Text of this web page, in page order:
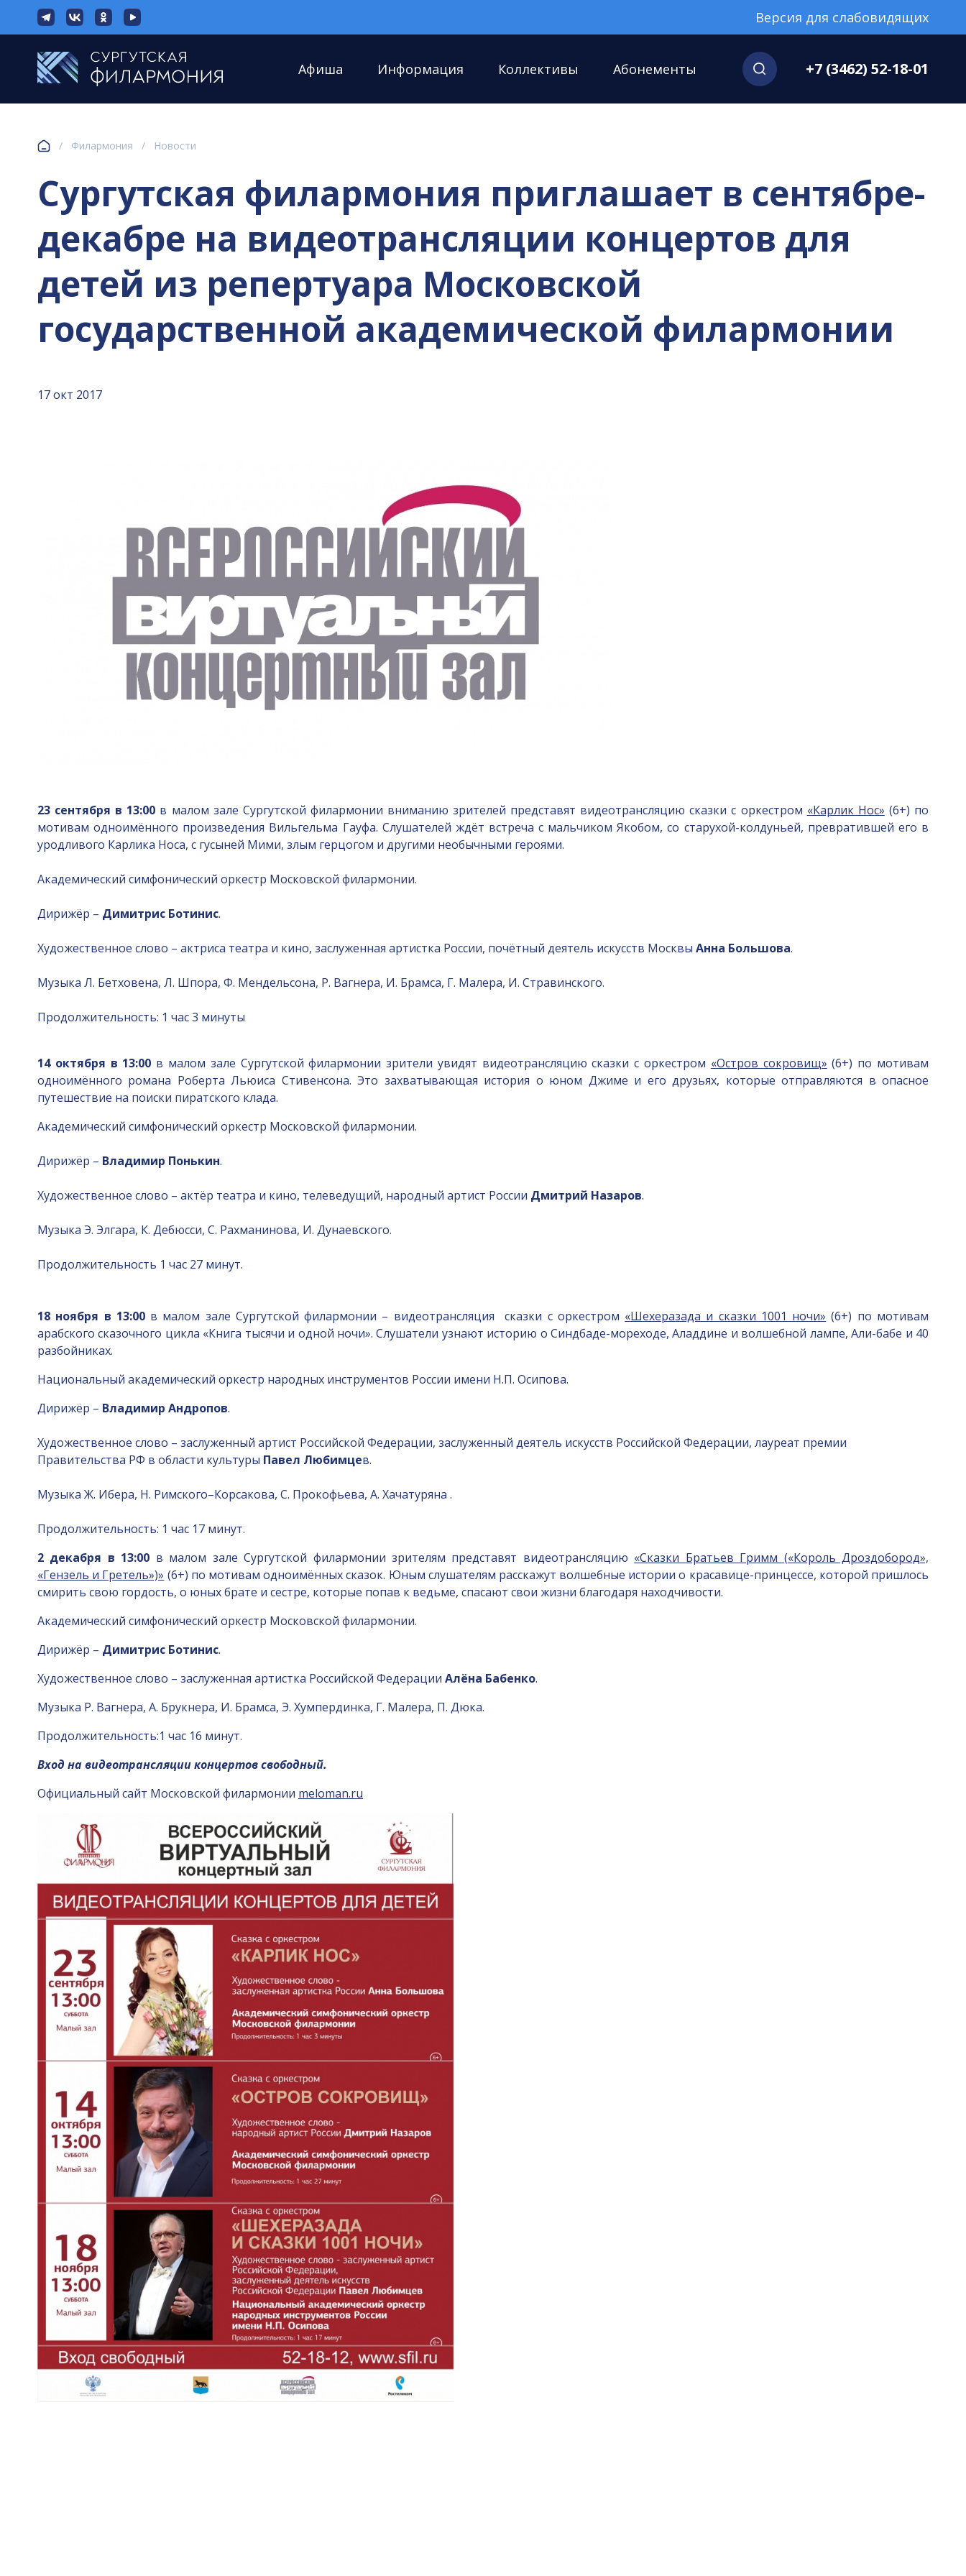
Версия для слабовидящих
Афиша Информация Коллективы Абонементы +7 (3462) 52-18-01
/ Филармония / Новости
Сургутская филармония приглашает в сентябре-
декабре на видеотрансляции концертов для
детей из репертуара Московской
государственной академической филармонии
17 окт 2017
23 сентября в 13:00 в малом зале Сургутской филармонии вниманию зрителей представят видеотрансляцию сказки с оркестром «Карлик Нос» (6+) по
мотивам одноимённого произведения Вильгельма Гауфа. Слушателей ждёт встреча с мальчиком Якобом, со старухой-колдуньей, превратившей его в
уродливого Карлика Носа, с гусыней Мими, злым герцогом и другими необычными героями.
Академический симфонический оркестр Московской филармонии.
Дирижёр – Димитрис Ботинис.
Художественное слово – актриса театра и кино, заслуженная артистка России, почётный деятель искусств Москвы Анна Большова.
Музыка Л. Бетховена, Л. Шпора, Ф. Мендельсона, Р. Вагнера, И. Брамса, Г. Малера, И. Стравинского.
Продолжительность: 1 час 3 минуты
14 октября в 13:00 в малом зале Сургутской филармонии зрители увидят видеотрансляцию сказки с оркестром «Остров сокровищ» (6+) по мотивам
одноимённого романа Роберта Льюиса Стивенсона. Это захватывающая история о юном Джиме и его друзьях, которые отправляются в опасное
путешествие на поиски пиратского клада.
Академический симфонический оркестр Московской филармонии.
Дирижёр – Владимир Понькин.
Художественное слово – актёр театра и кино, телеведущий, народный артист России Дмитрий Назаров.
Музыка Э. Элгара, К. Дебюсси, С. Рахманинова, И. Дунаевского.
Продолжительность 1 час 27 минут.
18 ноября в 13:00в малом зале Сургутской филармонии – видеотрансляция сказки с оркестром «Шехеразада и сказки 1001 ночи» (6+) по мотивам
арабского сказочного цикла «Книга тысячи и одной ночи». Слушатели узнают историю о Синдбаде-мореходе, Аладдине и волшебной лампе, Али-бабе и 40
разбойниках.
Национальный академический оркестр народных инструментов России имени Н.П. Осипова.
Дирижёр – Владимир Андропов.
Художественное слово – заслуженный артист Российской Федерации, заслуженный деятель искусств Российской Федерации, лауреат премии
Правительства РФ в области культуры Павел Любимцев.
Музыка Ж. Ибера, Н. Римского–Корсакова, С. Прокофьева, А. Хачатуряна .
Продолжительность: 1 час 17 минут.
2 декабря в 13:00 в малом зале Сургутской филармонии зрителям представят видеотрансляцию «Сказки Братьев Гримм («Король Дроздобород»,
«Гензель и Гретель»)» (6+) по мотивам одноимённых сказок. Юным слушателям расскажут волшебные истории о красавице-принцессе, которой пришлось
смирить свою гордость, о юных брате и сестре, которые попав к ведьме, спасают свои жизни благодаря находчивости.
Академический симфонический оркестр Московской филармонии.
Дирижёр – Димитрис Ботинис.
Художественное слово – заслуженная артистка Российской Федерации Алёна Бабенко.
Музыка Р. Вагнера, А. Брукнера, И. Брамса, Э. Хумпердинка, Г. Малера, П. Дюка.
Продолжительность:1 час 16 минут.
Вход на видеотрансляции концертов свободный.
Официальный сайт Московской филармонии meloman.ru